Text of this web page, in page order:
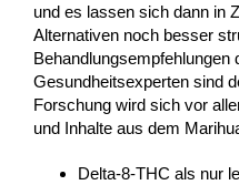
und es lassen sich dann in
Alternativen noch besser
Behandlungsempfehlungen
Gesundheitsexperten sind
Forschung wird sich vor
und Inhalte aus dem
Delta-8-THC als nur